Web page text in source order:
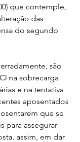
que contemple,
das
do segundo
são
na sobrecarga
e na tentativa
aposentados
que se
para assegurar
assim, em dar